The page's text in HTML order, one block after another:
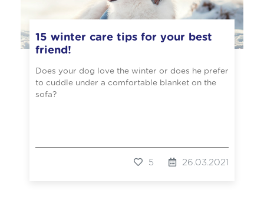
15 winter care tips for your best
friend!
Does your dog love the winter or does he prefer
to cuddle under a comfortable blanket on the
sofa?
5 26.03.2021